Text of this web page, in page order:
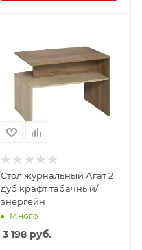
Стол журнальный Агат 2
дуб крафт табачный/
энергейн
Много
3 198 руб.